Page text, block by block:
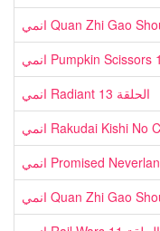
انمي Radiant الحلقة 13